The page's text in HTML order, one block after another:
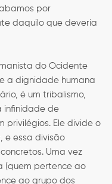
por
daquilo que deveria
do Ocidente
a dignidade humana
é um tribalismo,
infinidade de
privilégios. Ele divide o
e essa divisão
Uma vez
(quem pertence ao
ao grupo dos